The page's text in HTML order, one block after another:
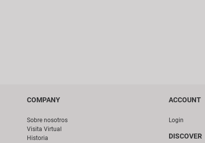
COMPANY
Sobre nosotros
Visita Virtual
Historia
ACCOUNT
Login
DISCOVER